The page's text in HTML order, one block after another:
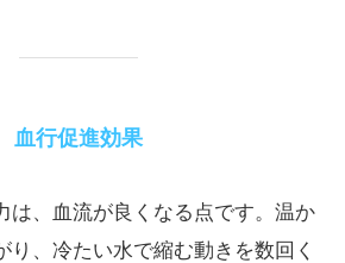
血行促進効果
は、血流が良くなる点です。温か
り、冷たい水で縮む動きを数回く